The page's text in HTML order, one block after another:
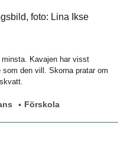
Kavajen har visst
den vill. Skorna pratar om
Förskola